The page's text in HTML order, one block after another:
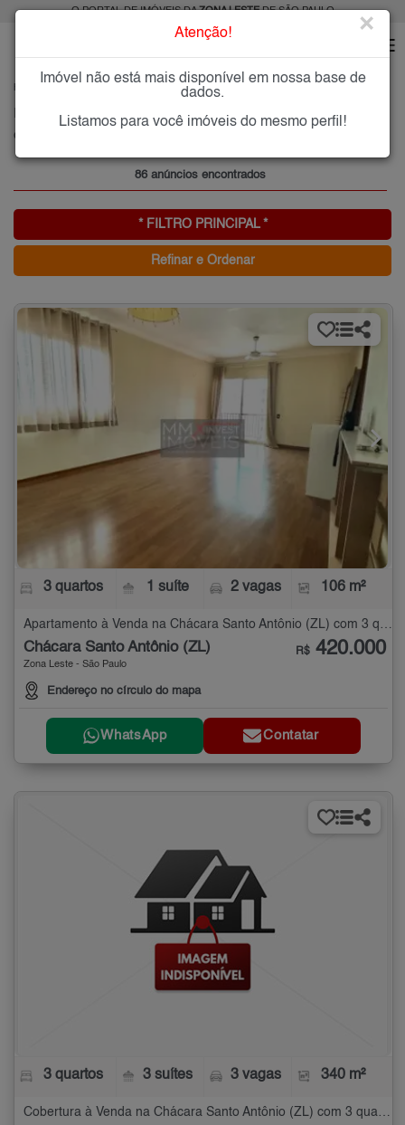
O PORTAL DE IMÓVEIS DAZONA LESTEDE SÃO PAULO
CHÁCARA SANTO ANTÔNIO (ZL)
Chácara Santo Antônio (ZL), Zona Leste
86 anúncios encontrados
* FILTRO PRINCIPAL *
Refinar e Ordenar
3 quartos 1 suíte 2 vagas 106 m²
Chácara Santo Antônio (ZL)
Zona Leste - São Paulo
Endereço no círculo do mapa
R$ 420.000
WhatsApp Contatar
3 quartos 3 suítes 3 vagas 340 m²
Atenção! ×
Imóvel não está mais disponível em nossa base de
dados.
Listamos para você imóveis do mesmo perfil!